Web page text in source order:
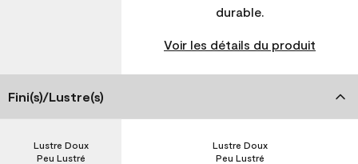
durable.
Voir les détails du produit
Fini(s)/Lustre(s)
Peu Lustré
Lustre Doux
Peu Lustré
Lustre Doux